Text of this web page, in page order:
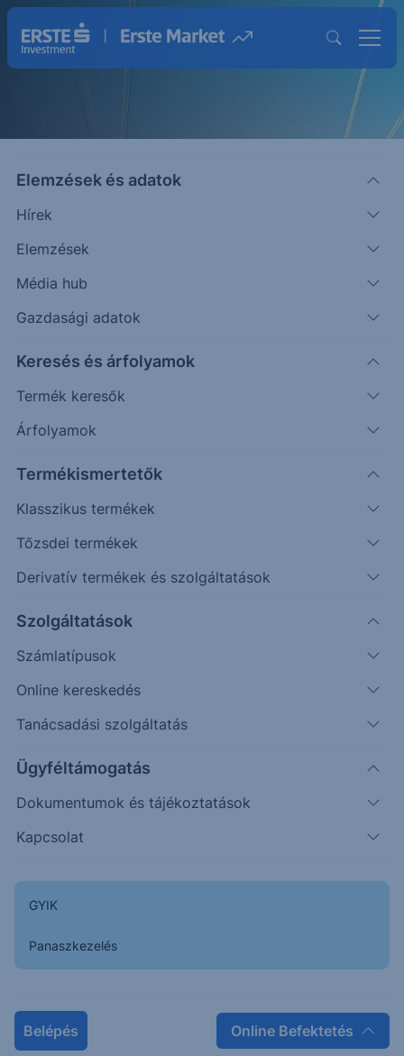
Elemzések és adatok
Hírek
Elemzések
Média hub
Gazdasági adatok
Keresés és árfolyamok
Termék keresők
Árfolyamok
Termékismertetők
Klasszikus termékek
Tőzsdei termékek
Derivatív termékek és szolgáltatások
Szolgáltatások
Számlatípusok
Online kereskedés
Tanácsadási szolgáltatás
Ügyféltámogatás
Dokumentumok és tájékoztatások
Kapcsolat
GYIK
Panaszkezelés
Belépés Online Befektetés
Strukturált Értékpapírok
Magasabb hozam lehetősége egyedi
Védelmi mechanizmussal
rendelkező egyedi befektetési
lehetőséget keresel?
Az Erste Strukturált Értékpapír kínálatával különböző
piaci helyzetekre találhatsz megfelelő befektetési
A havonta érkező termékek között találsz olyat, ahol a
kiválasztott mögöttes piac vagy termékek negatív
részesülhetsz, vagy éppen tőkevédelem mellett érhetsz
Mi az a Strukturált értékpapír?
termékhez, vagy termékek kosarához kötött. Ez a
mögöttes termék lehet részvény, kötvény, árucikk,